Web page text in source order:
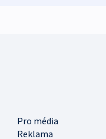
Pro média
Reklama